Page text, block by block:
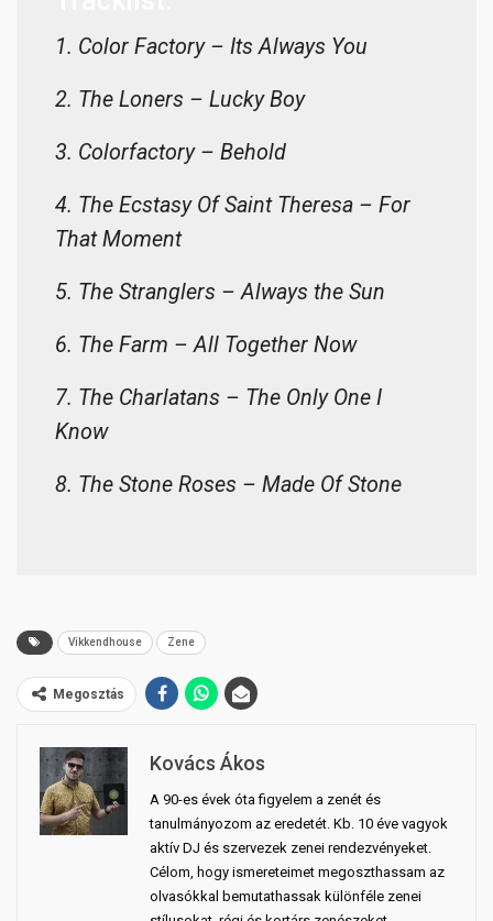
1. Color Factory – Its Always You
2. The Loners – Lucky Boy
3. Colorfactory – Behold
4. The Ecstasy Of Saint Theresa – For
That Moment
5. The Stranglers – Always the Sun
6. The Farm – All Together Now
7. The Charlatans – The Only One I
Know
8. The Stone Roses – Made Of Stone
Vikkendhouse Zene
Megosztás
Kovács Ákos
A 90-es évek óta figyelem a zenét és
tanulmányozom az eredetét. Kb. 10 éve vagyok
aktív DJ és szervezek zenei rendezvényeket.
Célom, hogy ismereteimet megoszthassam az
olvasókkal bemutathassak különféle zenei